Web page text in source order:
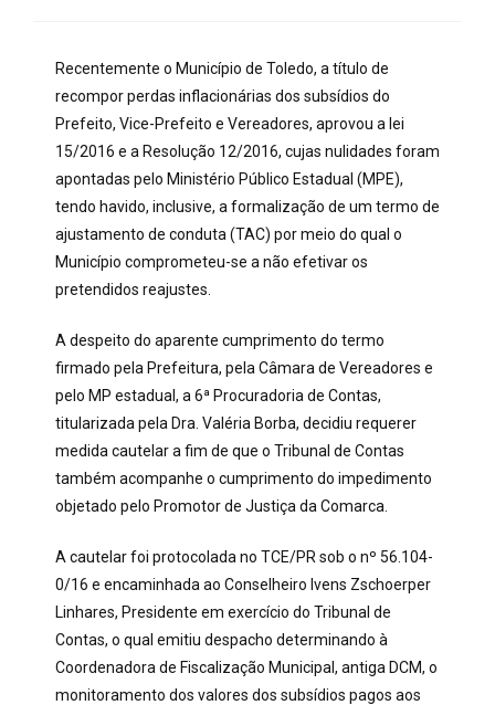
Recentemente o Município de Toledo, a título de
recompor perdas inflacionárias dos subsídios do
Prefeito, Vice-Prefeito e Vereadores, aprovou a lei
15/2016 e a Resolução 12/2016, cujas nulidades foram
apontadas pelo Ministério Público Estadual (MPE),
tendo havido, inclusive, a formalização de um termo de
ajustamento de conduta (TAC) por meio do qual o
Município comprometeu-se a não efetivar os
pretendidos reajustes.
A despeito do aparente cumprimento do termo
firmado pela Prefeitura, pela Câmara de Vereadores e
pelo MP estadual, a 6ª Procuradoria de Contas,
titularizada pela Dra. Valéria Borba, decidiu requerer
medida cautelar a fim de que o Tribunal de Contas
também acompanhe o cumprimento do impedimento
objetado pelo Promotor de Justiça da Comarca.
A cautelar foi protocolada no TCE/PR sob o nº 56.104-
0/16 e encaminhada ao Conselheiro Ivens Zschoerper
Linhares, Presidente em exercício do Tribunal de
Contas, o qual emitiu despacho determinando à
Coordenadora de Fiscalização Municipal, antiga DCM, o
monitoramento dos valores dos subsídios pagos aos